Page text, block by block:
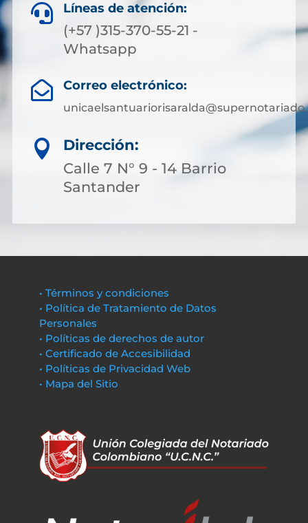
 Líneas de atención:
(+57 )315-370-55-21 -
Whatsapp
 Correo electrónico:

Dirección:
Calle 7 N° 9 - 14 Barrio
Santander
• Términos y condiciones
• Política de Tratamiento de Datos
Personales
• Políticas de derechos de autor
• Certificado de Accesibilidad
• Políticas de Privacidad Web
• Mapa del Sitio